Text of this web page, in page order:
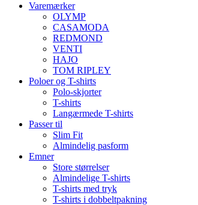
Varemærker
OLYMP
CASAMODA
REDMOND
VENTI
HAJO
TOM RIPLEY
Poloer og T-shirts
Polo-skjorter
T-shirts
Langærmede T-shirts
Passer til
Slim Fit
Almindelig pasform
Emner
Store størrelser
Almindelige T-shirts
T-shirts med tryk
T-shirts i dobbeltpakning